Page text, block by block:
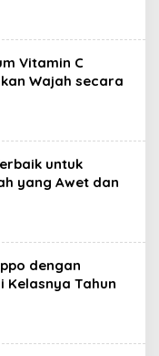
Vitamin C
Wajah secara
untuk
yang Awet dan
dengan
Kelasnya Tahun